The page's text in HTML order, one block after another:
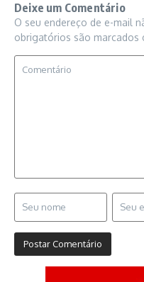
Deixe um Comentário
O seu endereço de e-mail
obrigatórios são marcados